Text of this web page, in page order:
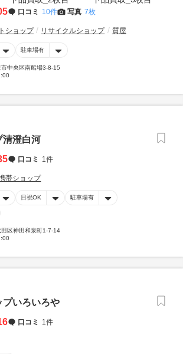
口コミ 10件 写真 7枚
ショップ リサイクルショップ 質屋
駐車場有
中央区南船場3-8-15
清澄白河
口コミ 1件
帯ショップ
日祝OK 駐車場有
区神田和泉町1-7-14
プいろいろや
口コミ 1件